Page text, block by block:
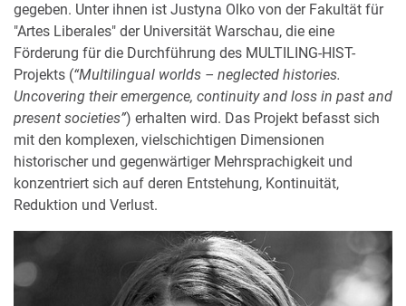
gegeben. Unter ihnen ist Justyna Olko von der Fakultät für
"Artes Liberales" der Universität Warschau, die eine
Förderung für die Durchführung des MULTILING-HIST-
Projekts (“Multilingual worlds – neglected histories.
Uncovering their emergence, continuity and loss in past and
present societies”) erhalten wird. Das Projekt befasst sich
mit den komplexen, vielschichtigen Dimensionen
historischer und gegenwärtiger Mehrsprachigkeit und
konzentriert sich auf deren Entstehung, Kontinuität,
Reduktion und Verlust.